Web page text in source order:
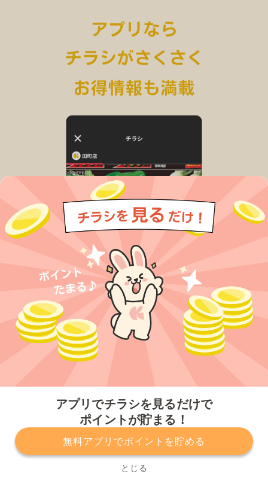
アプリでチラシを見るだけで
ポイントが貯まる！
無料アプリでポイントを貯める
とじる
プライバシーポリシー 利用規約
運営会社
サービスに関してのお問い合わせ